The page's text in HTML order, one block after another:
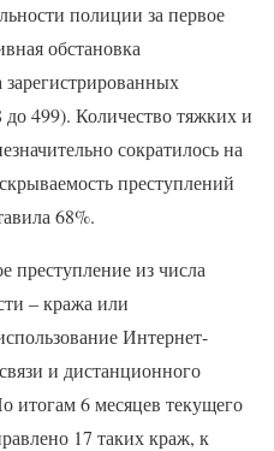
полиции за первое
обстановка
зарегистрированных
499). Количество тяжких и
сократилось на
преступлений
68%.
преступление из числа
– кража или
Интернет-
и дистанционного
итогам 6 месяцев текущего
17 таких краж, к